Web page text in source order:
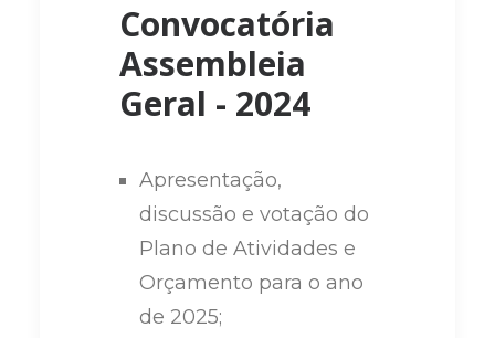
Convocatória
Assembleia
Geral - 2024
Apresentação,
discussão e votação do
Plano de Atividades e
Orçamento para o ano
de 2025;